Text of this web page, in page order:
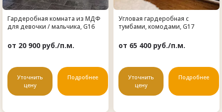
Гардеробная комната из МДФ
для девочки / мальчика, G16
от 20 900 руб./п.м.
Уточнить
цену
Подробнее
Угловая гардеробная с
тумбами, комодами, G17
от 65 400 руб./п.м.
Уточнить
цену
Подробнее